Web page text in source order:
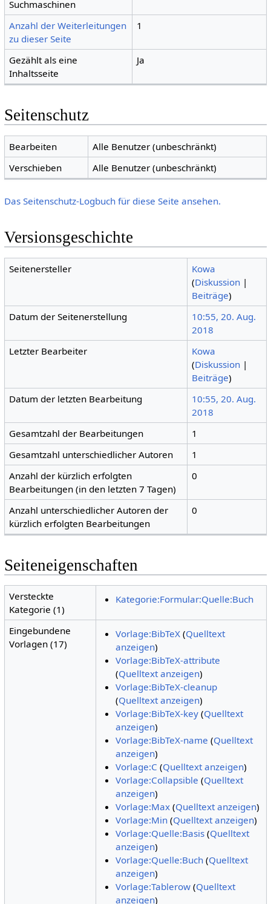
Suchmaschinen
Anzahl der Weiterleitungen
zu dieser Seite
1
Gezählt als eine
Inhaltsseite
Ja
Seitenschutz
Bearbeiten
Alle Benutzer (unbeschränkt)
Verschieben
Alle Benutzer (unbeschränkt)
Das Seitenschutz-Logbuch für diese Seite ansehen.
Versionsgeschichte
Seitenersteller
Kowa
(Diskussion |
Beiträge)
Datum der Seitenerstellung
10:55, 20. Aug.
2018
Letzter Bearbeiter
Kowa
(Diskussion |
Beiträge)
Datum der letzten Bearbeitung
10:55, 20. Aug.
2018
Gesamtzahl der Bearbeitungen
1
Gesamtzahl unterschiedlicher Autoren
1
Anzahl der kürzlich erfolgten
Bearbeitungen (in den letzten 7 Tagen)
0
Anzahl unterschiedlicher Autoren der
kürzlich erfolgten Bearbeitungen
0
Seiteneigenschaften
Versteckte
Kategorie (1)
Kategorie:Formular:Quelle:Buch
Eingebundene
Vorlagen (17)
Vorlage:BibTeX(Quelltext
anzeigen)
Vorlage:BibTeX-attribute
(Quelltext anzeigen)
Vorlage:BibTeX-cleanup
(Quelltext anzeigen)
Vorlage:BibTeX-key(Quelltext
anzeigen)
Vorlage:BibTeX-name (Quelltext
anzeigen)
Vorlage:C (Quelltext anzeigen)
Vorlage:Collapsible (Quelltext
anzeigen)
Vorlage:Max(Quelltext anzeigen)
Vorlage:Min(Quelltext anzeigen)
Vorlage:Quelle:Basis(Quelltext
anzeigen)
Vorlage:Quelle:Buch(Quelltext
anzeigen)
Vorlage:Tablerow(Quelltext
anzeigen)